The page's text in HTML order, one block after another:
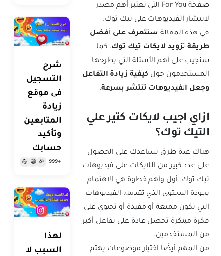
صفحة For You التي تعتبر أهم مصدر
لانتشار الفيديوهات على تيك توك.
في هذه المقالة سنتعرف على أفضل
طريقة تزويد لايكات تيك توك، كما
سنجيب على أهم الأسئلة التي يطرحها
المستخدمون حول كيفية زيادة التفاعل
وجعل الفيديوهات تنتشر بسرعة.
ازاي اجيب لايكات كتير علي
التيك توك؟
هناك عدة طرق تساعدك على الحصول
على عدد كبير من اللايكات على فيديوهات
تيك توك. أول وأهم خطوة هي الاهتمام
بجودة المحتوى الذي تقدمه. الفيديوهات
التي تكون ممتعة أو مفيدة أو تحتوي على
فكرة مبتكرة تحصل عادة على تفاعل أكبر
من المستخدمين.
من المهم أيضًا اختيار موضوعات يهتم
شرح
التسجيل
فى موقع
زيادة
المتابعين
وتأكيد
حسابك
+999
🎉
😄
💪
لهذا
السبب لا